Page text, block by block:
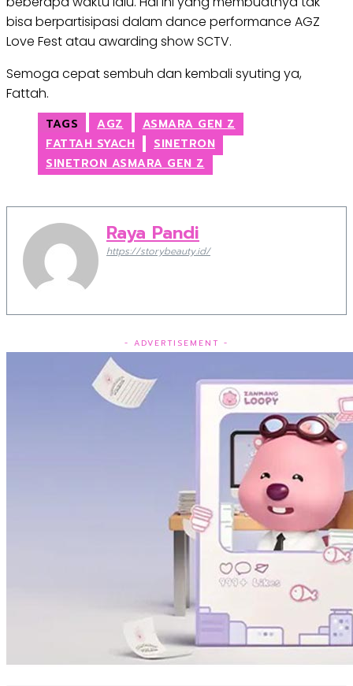
bisa berpartisipasi dalam dance performance AGZ
Love Fest atau awarding show SCTV.
Semoga cepat sembuh dan kembali syuting ya,
Fattah.
TAGS AGZ
ASMARA GEN Z
FATTAH SYACH
SINETRON
SINETRON ASMARA GEN Z
Raya Pandi
https://storybeauty.id/
- ADVERTISEMENT -